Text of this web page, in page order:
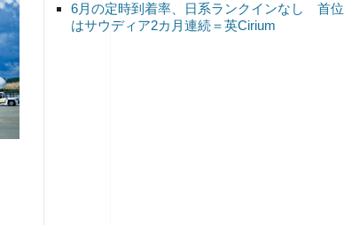
6月の定時到着率、日系ランクインなし 首位
はサウディア2カ月連続＝英Cirium